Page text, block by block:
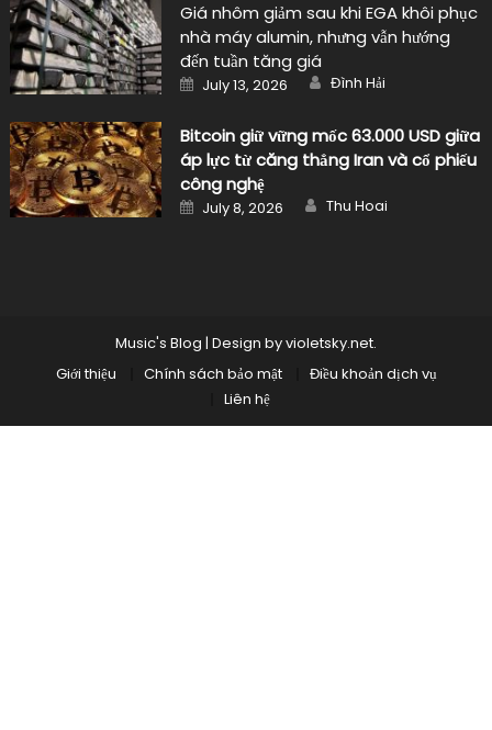
Giá nhôm giảm sau khi EGA khôi phục
nhà máy alumin, nhưng vẫn hướng
đến tuần tăng giá
Posted
on
July 13, 2026 Author
Đình Hải
Bitcoin giữ vững mốc 63.000 USD giữa
áp lực từ căng thẳng Iran và cổ phiếu
công nghệ
Posted
on
July 8, 2026 Author
Thu Hoai
Music's Blog | Design byvioletsky.net.
Giới thiệu
Chính sách bảo mật
Điều khoản dịch vụ
Liên hệ